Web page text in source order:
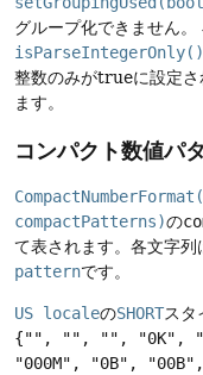
グループ化できません。
isParseIntegerOnly()
整数のみがtrueに設定さ
ます。
コンパクト数値パ
compactPatterns)の
て表されます。各文字
patternです。
US localeのSHORTスタ
{"", "", "", "0K",
"000M", "0B",